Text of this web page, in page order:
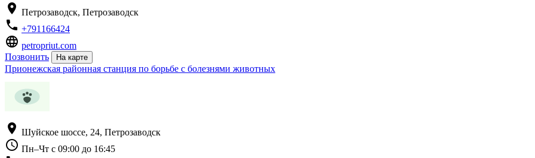
location_on Петрозаводск, Петрозаводск
phone +791166424
language petropriut.com
Позвонить
На карте
Прионежская районная станция по борьбе с болезнями животных
location_on Шуйское шоссе, 24, Петрозаводск
schedule Пн–Чт с 09:00 до 16:45